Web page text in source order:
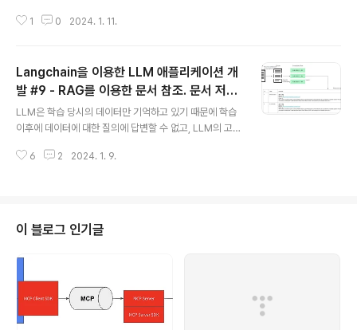
않고, pinecone의 search API를 직접 사용해서 검색하는 방법이다. import
nit(api_key="{YOUR_PINECONE_APIKEY}", environment="gcp-sta
rter") vectordb = pinecone...
1 0 2024. 1. 11.
Langchain을 이용한 LLM 애플리케이션 개
발 #9 - RAG를 이용한 문서 참조. 문서 저장
하기
LLM은 학습 당시의 데이터만 기억하고 있기 때문에 학습
이후에 데이터에 대한 질의에 답변할 수 없고, LLM의 고질
는 Ground Truth(진실)에 해당하는 외부 문서를 참조해
에 대해서 알아보자. 이 구조를 이해하기 위해서는 벡터 임
베딩, 유사도 검색, 벡터데이터 베이스에 대한 선수 지식이
필요한데, 아래 글을 참고하기 바란다. 1. RAG와 벡터데이
one 둘러보기 4. 텍스트 임베..
6 2 2024. 1. 9.
이 블로그 인기글